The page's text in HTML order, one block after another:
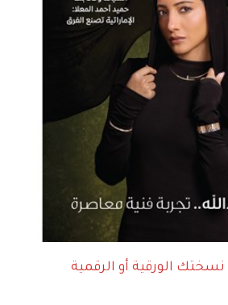
الورقية أو الرقمية